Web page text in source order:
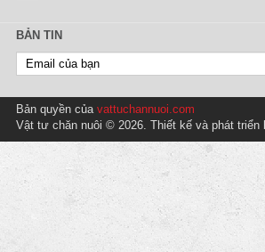
BẢN TIN
Bản quyền của vattuchannuoi.com
Vật tư chăn nuôi © 2026. Thiết kế và phát triển